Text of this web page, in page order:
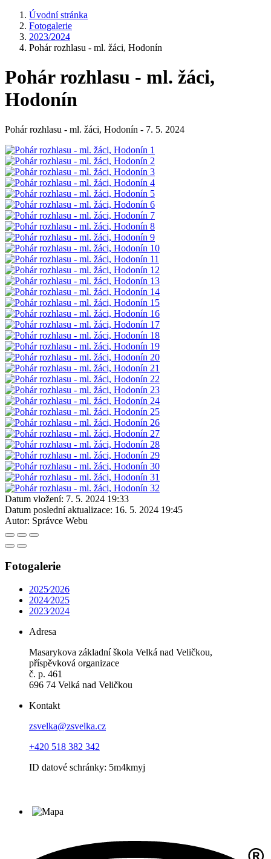
Úvodní stránka
Fotogalerie
2023/2024
Pohár rozhlasu - ml. žáci, Hodonín
Pohár rozhlasu - ml. žáci,
Hodonín
Pohár rozhlasu - ml. žáci, Hodonín - 7. 5. 2024
Datum vložení: 7. 5. 2024 19:33
Datum poslední aktualizace: 16. 5. 2024 19:45
Autor: Správce Webu
Fotogalerie
2025⁄2026
2024⁄2025
2023⁄2024
Adresa
Masarykova základní škola Velká nad Veličkou,
příspěvková organizace
č. p. 461
696 74 Velká nad Veličkou
Kontakt
zsvelka@zsvelka.cz
+420 518 382 342
ID datové schránky: 5m4kmyj